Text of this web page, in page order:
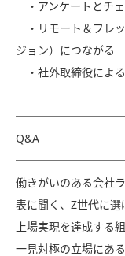
・アンケートとチ
・リモート＆フレ
ジョン）につながる
・社外取締役によ
Q&A
働きがいのある会社
表に聞く、Z世代に選
上場実現を達成する
一見対極の立場にあ